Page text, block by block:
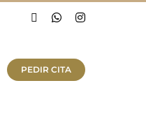
FacebookWhatsAppInstagram
PEDIR CITA